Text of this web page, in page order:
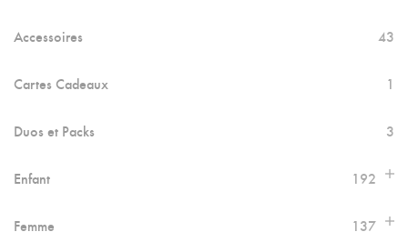
Accessoires 43
Cartes Cadeaux 1
Duos et Packs 3
Enfant 192
Femme 137